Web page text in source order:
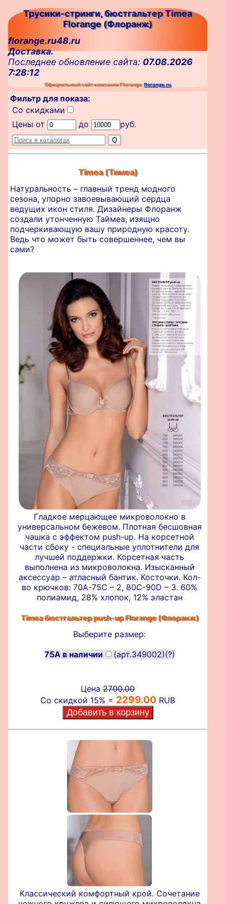
Трусики-стринги, бюстгальтер Timea
Florange (Флоранж)
florange.ru48.ru
Доставка.
Последнее обновление сайта: 07.08.2026
7:28:12
Официальный сайт компании Florange:florange.ru
Фильтр для показа:
Со скидками
Цены от
до руб.
Timea (Тимеа)
Натуральность – главный тренд модного
сезона, упорно завоевывающий сердца
ведущих икон стиля. Дизайнеры Флоранж
создали утонченную Таймеа, изящно
подчеркивающую вашу природную красоту.
Ведь что может быть совершеннее, чем вы
сами?
Гладкое мерцающее микроволокно в
универсальном бежевом. Плотная бесшовная
чашка с эффектом push-up. На корсетной
части сбоку - специальные уплотнители для
лучшей поддержки. Корсетная часть
выполнена из микроволокна. Изысканный
аксессуар – атласный бантик. Косточки. Кол-
во крючков: 70A-75C – 2, 80C-90D – 3. 60%
полиамид, 28% хлопок, 12% эластан
Timea бюстгальтер push-upFlorange (Флоранж)
Выберите размер:
75A в наличии
(арт.349002)(?)
Цена2700.00
Со скидкой 15% = 2299.00 RUB
Классический комфортный крой. Сочетание